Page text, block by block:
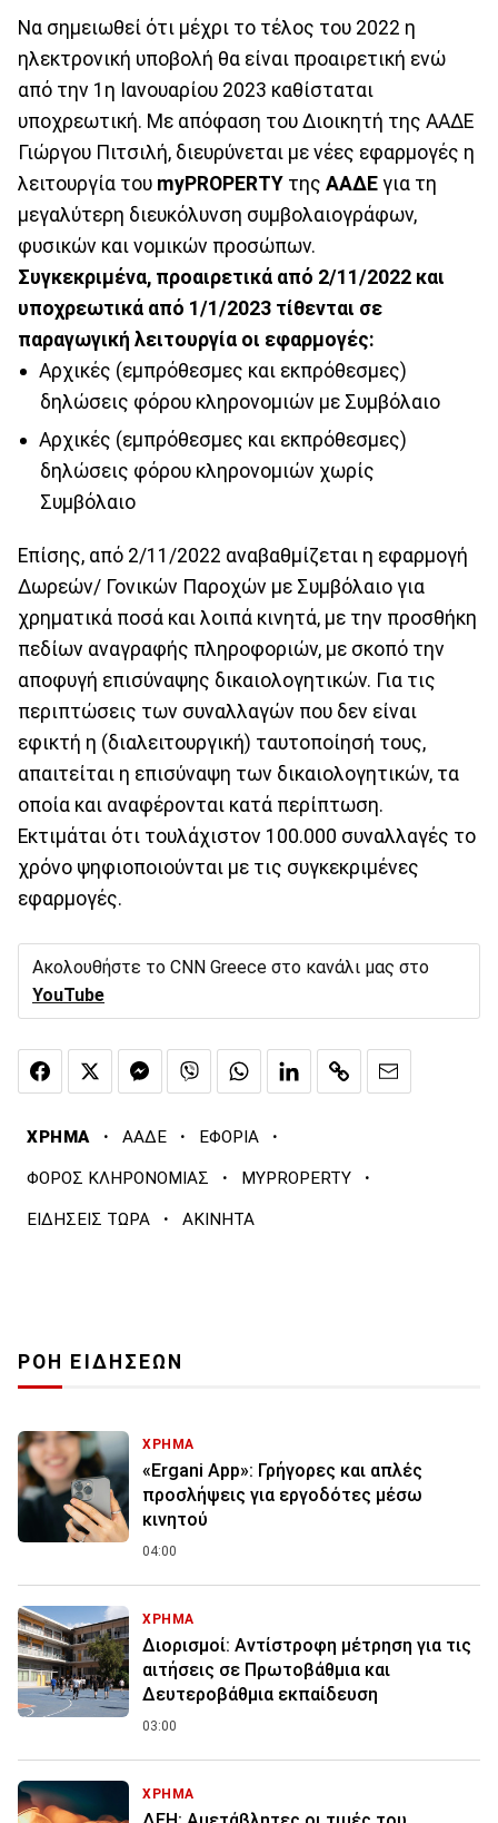
Να σημειωθεί ότι μέχρι το τέλος του 2022 η
ηλεκτρονική υποβολή θα είναι προαιρετική ενώ
από την 1η Ιανουαρίου 2023 καθίσταται
υποχρεωτική. Με απόφαση του Διοικητή της ΑΑΔΕ
Γιώργου Πιτσιλή, διευρύνεται με νέες εφαρμογές η
λειτουργία του myPROPERTY της ΑΑΔΕ για τη
μεγαλύτερη διευκόλυνση συμβολαιογράφων,
φυσικών και νομικών προσώπων.
Συγκεκριμένα, προαιρετικά από 2/11/2022 και
υποχρεωτικά από 1/1/2023 τίθενται σε
παραγωγική λειτουργία οι εφαρμογές:
Αρχικές (εμπρόθεσμες και εκπρόθεσμες)
δηλώσεις φόρου κληρονομιών με Συμβόλαιο
Αρχικές (εμπρόθεσμες και εκπρόθεσμες)
δηλώσεις φόρου κληρονομιών χωρίς
Συμβόλαιο
Επίσης, από 2/11/2022 αναβαθμίζεται η εφαρμογή
Δωρεών/ Γονικών Παροχών με Συμβόλαιο για
χρηματικά ποσά και λοιπά κινητά, με την προσθήκη
πεδίων αναγραφής πληροφοριών, με σκοπό την
αποφυγή επισύναψης δικαιολογητικών. Για τις
περιπτώσεις των συναλλαγών που δεν είναι
εφικτή η (διαλειτουργική) ταυτοποίησή τους,
απαιτείται η επισύναψη των δικαιολογητικών, τα
οποία και αναφέρονται κατά περίπτωση.
Εκτιμάται ότι τουλάχιστον 100.000 συναλλαγές το
χρόνο ψηφιοποιούνται με τις συγκεκριμένες
εφαρμογές.
Ακολουθήστε το CNN Greece στο κανάλι μας στο
YouTube
ΧΡΗΜΑ · ΑΑΔΕ · ΕΦΟΡΙΑ ·
ΦΟΡΟΣ ΚΛΗΡΟΝΟΜΙΑΣ · MYPROPERTY ·
ΕΙΔΗΣΕΙΣ ΤΩΡΑ · ΑΚΙΝΗΤΑ
ΡΟΗ ΕΙΔΗΣΕΩΝ
ΧΡΗΜΑ
«Ergani App»: Γρήγορες και απλές
προσλήψεις για εργοδότες μέσω
κινητού
04:00
ΧΡΗΜΑ
Διορισμοί: Αντίστροφη μέτρηση για τις
αιτήσεις σε Πρωτοβάθμια και
Δευτεροβάθμια εκπαίδευση
03:00
ΧΡΗΜΑ